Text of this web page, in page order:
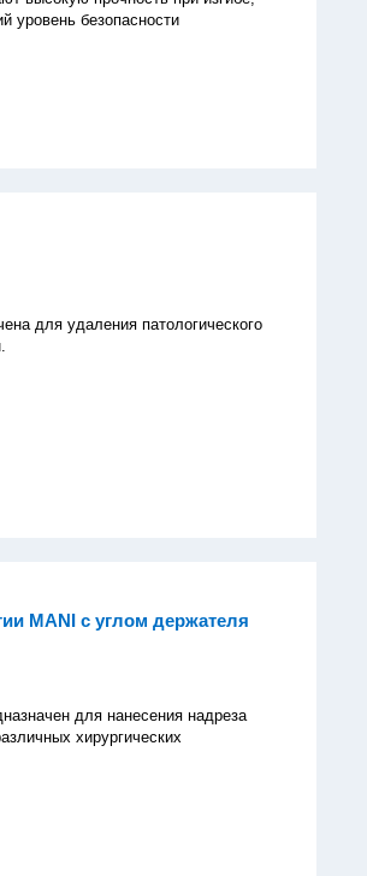
уровень безопасности
для удаления патологического
MANI с углом держателя
для нанесения надреза
хирургических